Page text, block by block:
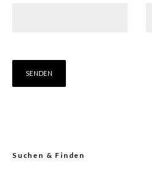
Suchen & Finden